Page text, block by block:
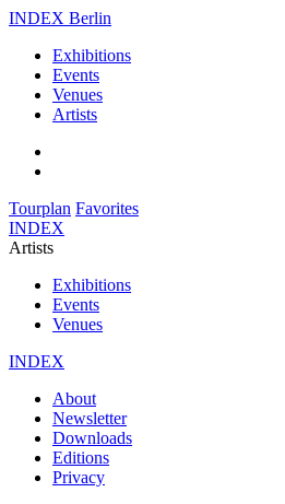
INDEX Berlin
Exhibitions
Events
Venues
Artists
Tourplan Favorites
INDEX
Artists
Exhibitions
Events
Venues
INDEX
About
Newsletter
Downloads
Editions
Privacy